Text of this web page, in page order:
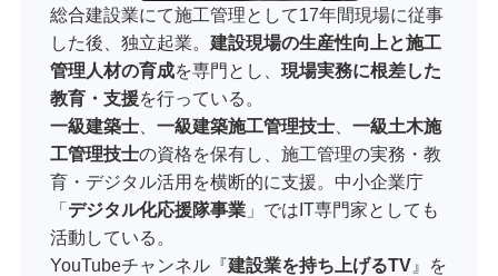
総合建設業にて施工管理として17年間現場に従事
した後、独立起業。 建設現場の生産性向上と施工
管理人材の育成を専門とし、 現場実務に根差した
教育・支援を行っている。
一級建築士、 一級建築施工管理技士、 一級土木施
工管理技士の資格を保有し、施工管理の実務・教
育・デジタル活用を横断的に支援。中小企業庁
「デジタル化応援隊事業」ではIT専門家としても
活動している。
YouTubeチャンネル『建設業を持ち上げるTV』を